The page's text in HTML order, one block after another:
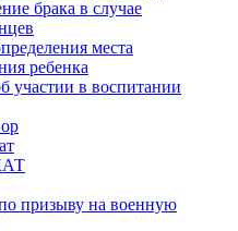
брака в случае
места
ребенка
участии в воспитании
призыву на военную